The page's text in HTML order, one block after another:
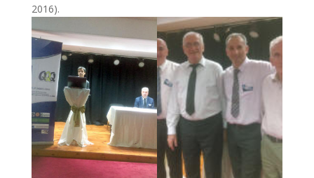
2016).